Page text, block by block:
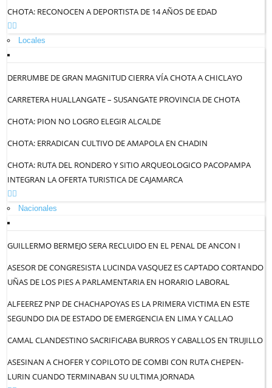
CHOTA: RECONOCEN A DEPORTISTA DE 14 AÑOS DE EDAD
Locales
DERRUMBE DE GRAN MAGNITUD CIERRA VÍA CHOTA A CHICLAYO
CARRETERA HUALLANGATE – SUSANGATE PROVINCIA DE CHOTA
CHOTA: PION NO LOGRO ELEGIR ALCALDE
CHOTA: ERRADICAN CULTIVO DE AMAPOLA EN CHADIN
CHOTA: RUTA DEL RONDERO Y SITIO ARQUEOLOGICO PACOPAMPA
INTEGRAN LA OFERTA TURISTICA DE CAJAMARCA
Nacionales
GUILLERMO BERMEJO SERA RECLUIDO EN EL PENAL DE ANCON I
ASESOR DE CONGRESISTA LUCINDA VASQUEZ ES CAPTADO CORTANDO
UÑAS DE LOS PIES A PARLAMENTARIA EN HORARIO LABORAL
ALFEEREZ PNP DE CHACHAPOYAS ES LA PRIMERA VICTIMA EN ESTE
SEGUNDO DIA DE ESTADO DE EMERGENCIA EN LIMA Y CALLAO
CAMAL CLANDESTINO SACRIFICABA BURROS Y CABALLOS EN TRUJILLO
ASESINAN A CHOFER Y COPILOTO DE COMBI CON RUTA CHEPEN-
LURIN CUANDO TERMINABAN SU ULTIMA JORNADA